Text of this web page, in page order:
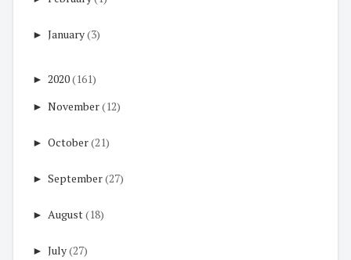
► January(3)
► 2020(161)
► November(12)
► October(21)
► September(27)
► August(18)
► July(27)